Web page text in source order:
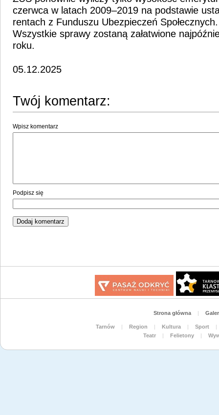
czerwca w latach 2009–2019 na podstawie
rentach z Funduszu Ubezpieczeń Społecznych.
Wszystkie sprawy zostaną załatwione
roku.
05.12.2025
Twój komentarz:
Wpisz komentarz
Podpisz się
Strona główna |
Tarnów | Region | Kultura | Sport
|
Teatr
| Felietony |